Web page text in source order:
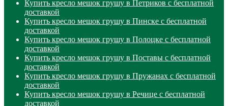
Купить кресло мешок грушу в Петриков с бесплатной
доставкой
Купить кресло мешок грушу в Пинске с бесплатной
доставкой
Купить кресло мешок грушу в Полоцке с бесплатной
доставкой
Купить кресло мешок грушу в Поставы с бесплатной
доставкой
Купить кресло мешок грушу в Пружанах с бесплатной
доставкой
Купить кресло мешок грушу в Речице с бесплатной
доставкой